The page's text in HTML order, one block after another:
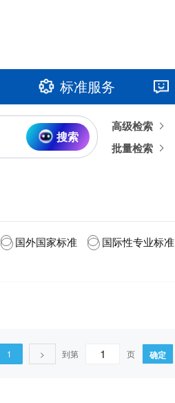
标准服务
发展大事记
搜索
高级检索
批量检索
国外国家标准
国际性专业标准
1 > 到第 页 确定